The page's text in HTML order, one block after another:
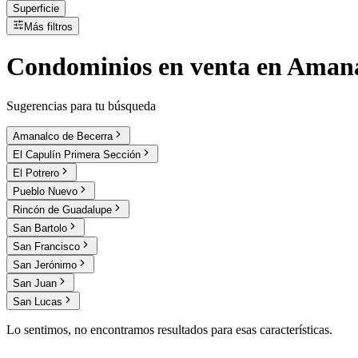
Superficie
Más filtros
Condominios en venta en
Sugerencias para tu búsqueda
Amanalco de Becerra
El Capulín Primera Sección
El Potrero
Pueblo Nuevo
Rincón de Guadalupe
San Bartolo
San Francisco
San Jerónimo
San Juan
San Lucas
Lo sentimos, no encontramos resultados para esas características.